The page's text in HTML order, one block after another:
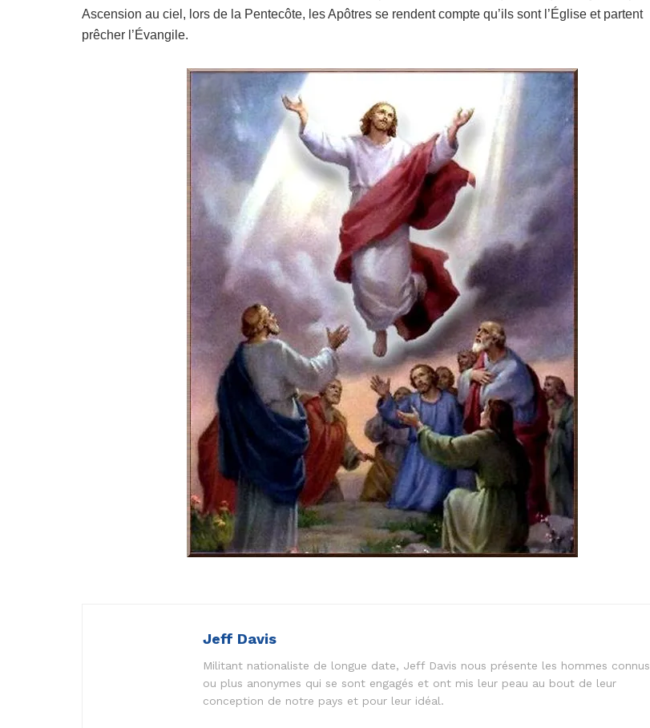
Ascension au ciel, lors de la Pentecôte, les Apôtres se rendent compte qu’ils sont l’Église et partent
prêcher l’Évangile.
Jeff Davis
Militant nationaliste de longue date, Jeff Davis nous présente les hommes connus
ou plus anonymes qui se sont engagés et ont mis leur peau au bout de leur
conception de notre pays et pour leur idéal.